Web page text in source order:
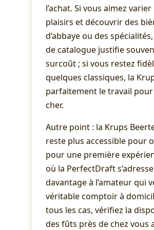
l’achat. Si vous aimez varier
plaisirs et découvrir des
d’abbaye ou des spécialités,
de catalogue justifie
surcoût ; si vous restez
quelques classiques, la
parfaitement le travail
cher.
Autre point : la Krups
reste plus accessible pour
pour une première
où la PerfectDraft s’adresse
davantage à l’amateur qui
véritable comptoir à
tous les cas, vérifiez la
des fûts près de chez vous